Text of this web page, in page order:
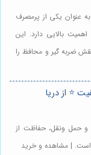
به عنوان یکی از پرمصرف
بالایی دارد. این
ضربه گیر و محافظ را
⭐️ از دریا
و حمل ونقل، حفاظت از
است. | مشاهده و خرید